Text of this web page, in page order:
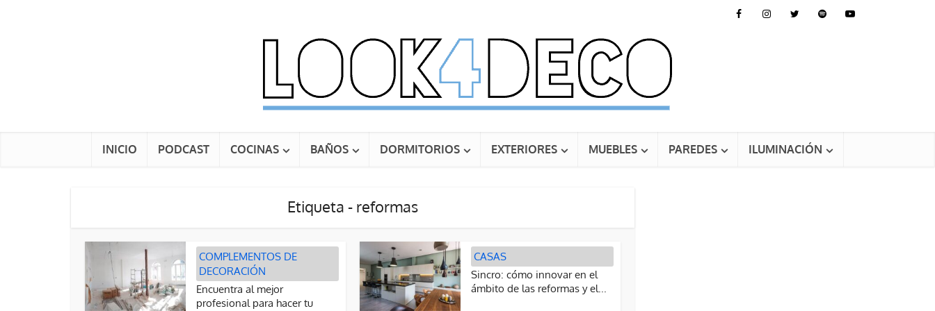
INICIO PODCAST COCINAS BAÑOS DORMITORIOS EXTERIORES MUEBLES PAREDES ILUMINACIÓN
Etiqueta - reformas
COMPLEMENTOS DE
DECORACIÓN
Encuentra al mejor
profesional para hacer tu
CASAS
Sincro: cómo innovar en el
ámbito de las reformas y el...